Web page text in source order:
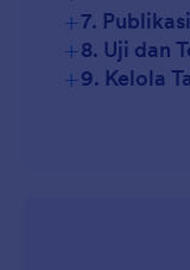
+7.
+8. Uji dan
+9. Kelola